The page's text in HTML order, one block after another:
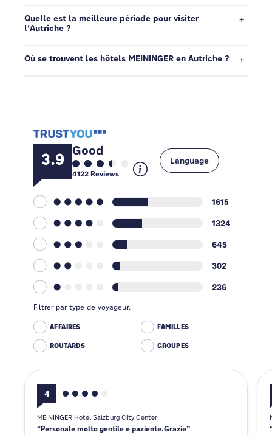
Quelle est la meilleure période pour visiter
l'Autriche ?
Où se trouvent les hôtels MEININGER en Autriche ?
3.9 Good
4122Reviews
1615
1324
645
302
236
Language
Filtrer par type de voyageur:
AFFAIRES FAMILLES
ROUTARDS GROUPES
4
MEININGER Hotel Salzburg City Center
Personale molto gentile e paziente.Grazie